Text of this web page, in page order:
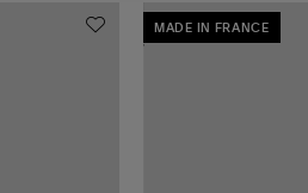
MADE IN FRANCE